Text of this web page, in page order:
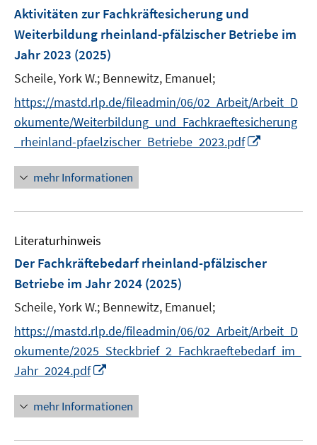
F
n
t
r
ö
f
n
Aktivitäten zur Fachkräftesicherung und
Weiterbildung rheinland-pfälzischer Betriebe im
Jahr 2023 (2025)
Scheile, York W.; Bennewitz, Emanuel;
https://mastd.rlp.de/fileadmin/06/02_Arbeit/Arbeit_D
okumente/Weiterbildung_und_Fachkraeftesicherung
_rheinland-pfaelzischer_Betriebe_2023.pdf
u
F
t
r
mehr Informationen
Literaturhinweis
Der Fachkräftebedarf rheinland-pfälzischer
Betriebe im Jahr 2024 (2025)
Scheile, York W.; Bennewitz, Emanuel;
https://mastd.rlp.de/fileadmin/06/02_Arbeit/Arbeit_D
okumente/2025_Steckbrief_2_Fachkraeftebedarf_im_
Jahr_2024.pdf
n
e
u
mehr Informationen